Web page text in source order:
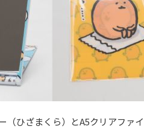
（ひざまくら）とA5クリアファ